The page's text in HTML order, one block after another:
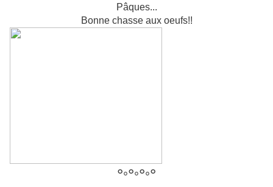
Pâques...
Bonne chasse aux oeufs!!
°°°°°°°